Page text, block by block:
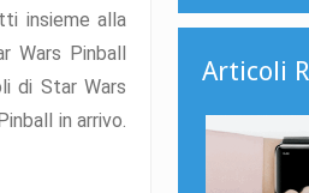
insieme alla
Wars Pinball
di Star Wars
in arrivo.
Articoli